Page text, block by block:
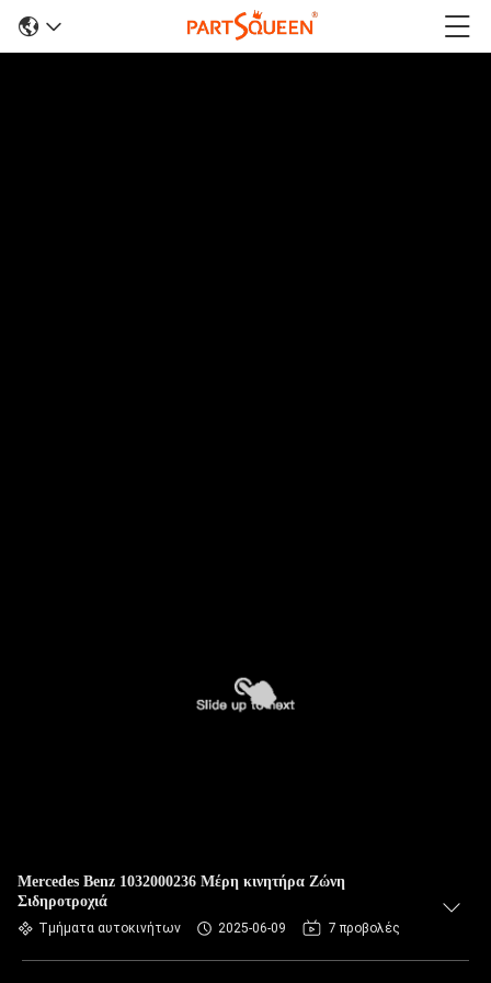
Mercedes Benz 1032000236 Μέρη κινητήρα Ζώνη
Σιδηροτροχιά
Τμήματα αυτοκινήτων 2025-06-09 7 προβολές